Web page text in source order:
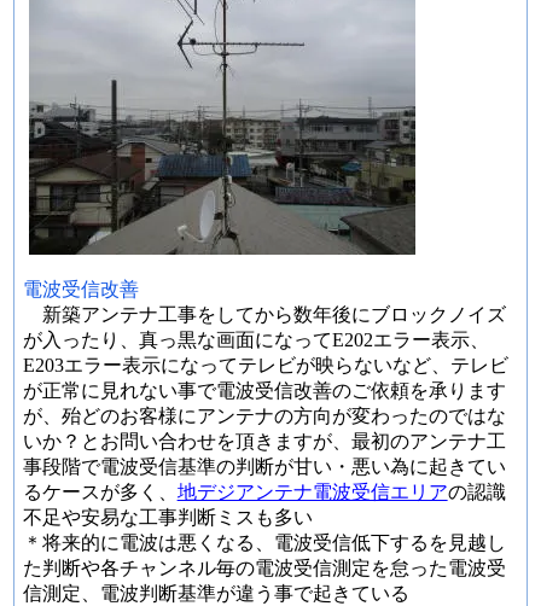
電波受信改善
新築アンテナ工事をしてから数年後にブロックノイズ
が入ったり、真っ黒な画面になってE202エラー表示、
E203エラー表示になってテレビが映らないなど、テレビ
が正常に見れない事で電波受信改善のご依頼を承ります
が、殆どのお客様にアンテナの方向が変わったのではな
いか？とお問い合わせを頂きますが、最初のアンテナ工
事段階で電波受信基準の判断が甘い・悪い為に起きてい
るケースが多く、 地デジアンテナ電波受信エリアの認識
不足や安易な工事判断ミスも多い
＊将来的に電波は悪くなる、電波受信低下するを見越し
た判断や各チャンネル毎の電波受信測定を怠った電波受
信測定、電波判断基準が違う事で起きている